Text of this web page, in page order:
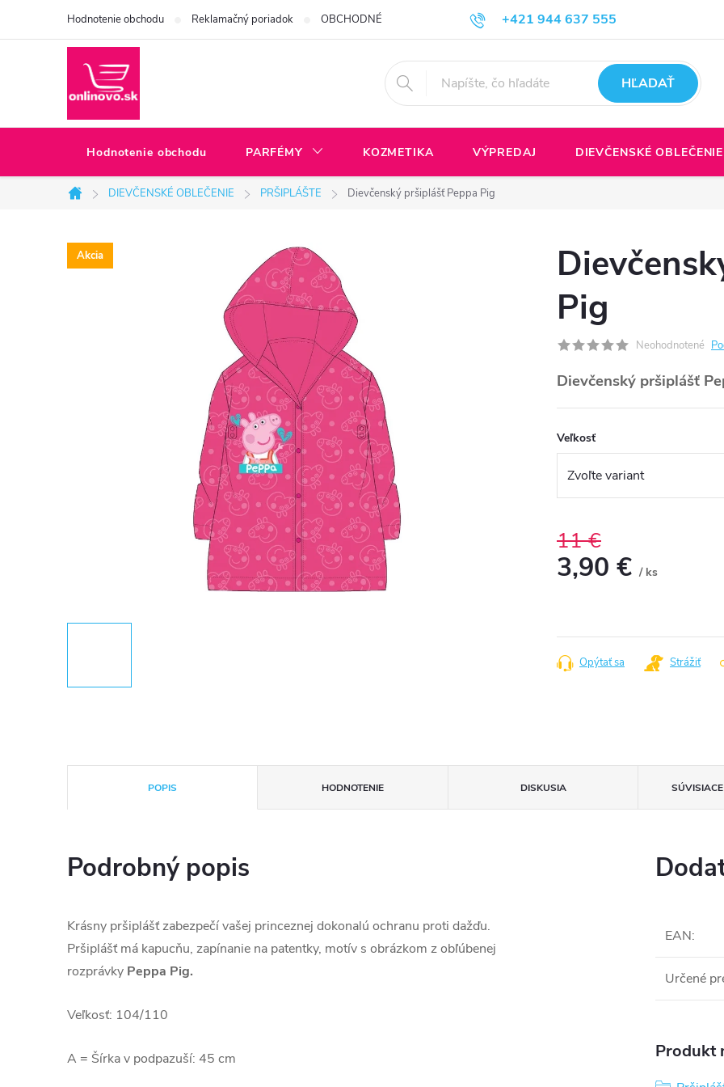
+421 944 637 555
Hodnotenie obchodu Reklamačný poriadok OBCHODNÉ PODMIENKY Formulár na odstúpenie do zmluvy
HĽADAŤ
Hodnotenie obchodu PARFÉMY KOZMETIKA VÝPREDAJ DIEVČENSKÉ OBLEČENIE
Domov
DIEVČENSKÉ OBLEČENIE PRŠIPLÁŠTE Dievčenský pršiplášť Peppa Pig
Akcia
Pig
Neohodnotené
Dievčenský pršiplášť
Veľkosť
11 €
3,90 € / ks
Opýtať sa Strážiť
POPIS HODNOTENIE DISKUSIA
Podrobný popis
Krásny pršiplášť zabezpečí vašej princeznej dokonalú ochranu proti dažďu.
Pršiplášť má kapucňu, zapínanie na patentky, motív s obrázkom z obľúbenej
rozprávky Peppa Pig.
Veľkosť: 104/110
A = Šírka v podpazuší: 45 cm
EAN:
Určené
Produkt